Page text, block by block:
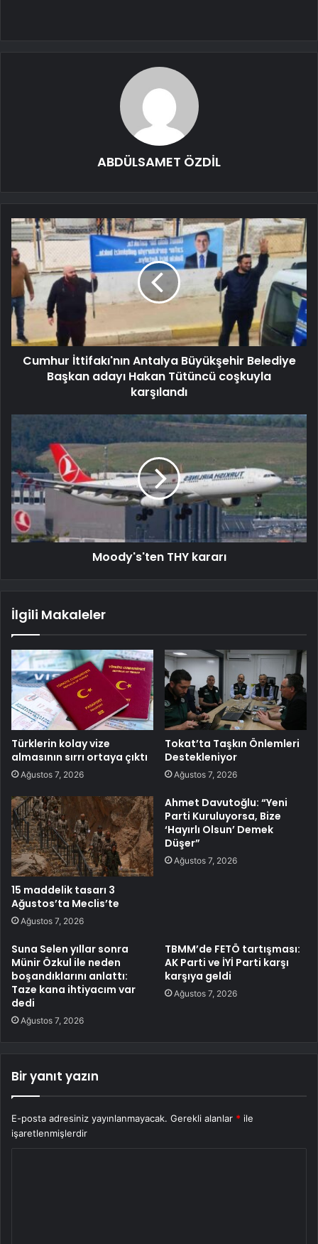
ABDÜLSAMET ÖZDİL
Cumhur İttifakı'nın Antalya Büyükşehir Belediye
Başkan adayı Hakan Tütüncü coşkuyla
karşılandı
Moody's'ten THY kararı
İlgili Makaleler
Türklerin kolay vize
almasının sırrı ortaya çıktı
Ağustos 7, 2026
Tokat’ta Taşkın Önlemleri
Destekleniyor
Ağustos 7, 2026
15 maddelik tasarı 3
Ağustos’ta Meclis’te
Ağustos 7, 2026
Ahmet Davutoğlu: “Yeni
Parti Kuruluyorsa, Bize
‘Hayırlı Olsun’ Demek
Düşer”
Ağustos 7, 2026
Suna Selen yıllar sonra
Münir Özkul ile neden
boşandıklarını anlattı:
Taze kana ihtiyacım var
dedi
Ağustos 7, 2026
TBMM’de FETÖ tartışması:
AK Parti ve İYİ Parti karşı
karşıya geldi
Ağustos 7, 2026
Bir yanıt yazın
E-posta adresiniz yayınlanmayacak. Gerekli alanlar * ile
işaretlenmişlerdir